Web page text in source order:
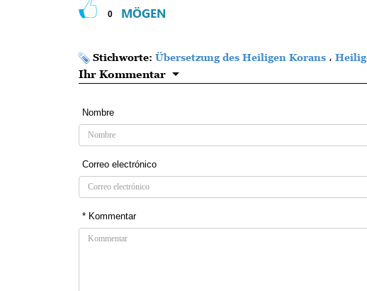
0 MÖGEN
Stichworte: Übersetzung des Heiligen Korans ،
Ihr Kommentar
Nombre
Correo electrónico
* Kommentar